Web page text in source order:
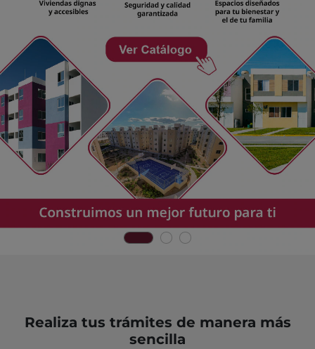
Realiza tus trámites de manera más
sencilla